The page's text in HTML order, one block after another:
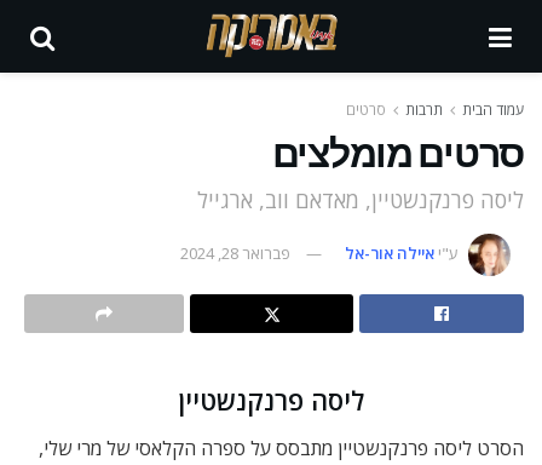
עמוד הבית תרבות סרטים
סרטים מומלצים
ליסה פרנקנשטיין, מאדאם ווב, ארגייל
ע"י איילה אור-אל פברואר 28, 2024
ליסה פרנקנשטיין
הסרט ליסה פרנקנשטיין מתבסס על ספרה הקלאסי של מרי שלי,